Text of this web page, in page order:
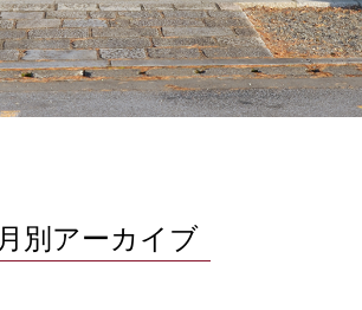
月別アーカイブ